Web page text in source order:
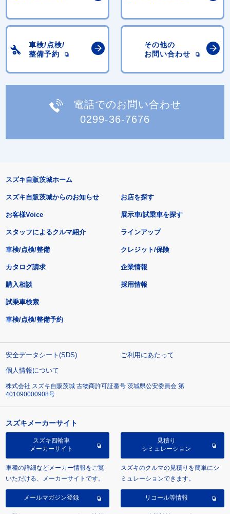
車検/点検/
整備予約
その他の
お問い合わせ
電話でのお問い合わせ
0299-36-7676
スズキ自販茨城ホーム
スズキ自販茨城からのお知らせ
お客様Voice
スタッフによるクルマ紹介
お店を探す
展示車/試乗車を探す
ラインアップ
車検/点検/整備 クレジット/保険
カタログ請求
購入相談
試乗車検索
車検/点検/整備予約
企業情報
採用情報
安全データシート(SDS)
ご利用にあたって
個人情報について
株式会社 スズキ自販茨城 古物商許可証番号 茨城県公安委員会 第
401090000908号
スズキメーカーサイト
スズキ四輪車
メーカーサイト
車種の詳細などメーカー情報をご覧
いただける、メーカーサイトです。
見積り
シミュレーション
スズキのクルマの見積りを簡単にシ
ミュレーションできます。
メールマガジン登録 リコール等情報